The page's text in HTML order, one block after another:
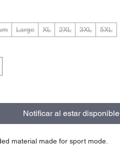
Large XL 2XL 3XL 5XL
Notificar al estar disponible
material made for sport mode.